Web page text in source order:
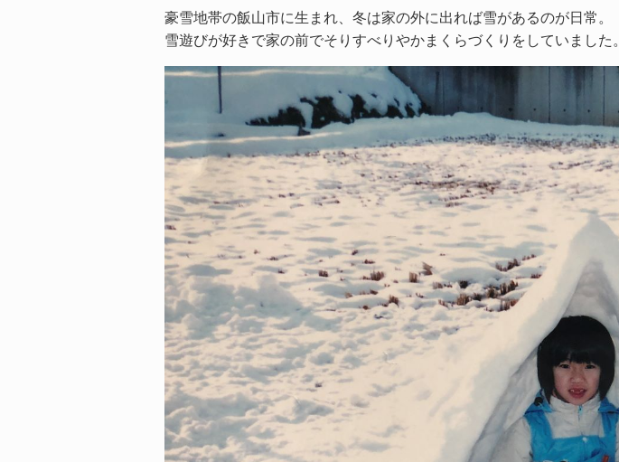
豪雪地帯の飯山市に生まれ、冬は家の外に出れば雪があるのが日常。
雪遊びが好きで家の前でそりすべりやかまくらづくりをしていました。